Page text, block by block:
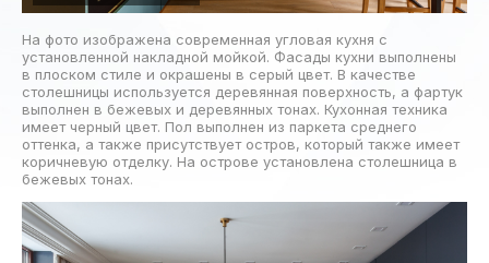
На фото изображена современная угловая кухня с
установленной накладной мойкой. Фасады кухни выполнены
в плоском стиле и окрашены в серый цвет. В качестве
столешницы используется деревянная поверхность, а фартук
выполнен в бежевых и деревянных тонах. Кухонная техника
имеет черный цвет. Пол выполнен из паркета среднего
оттенка, а также присутствует остров, который также имеет
коричневую отделку. На острове установлена столешница в
бежевых тонах.